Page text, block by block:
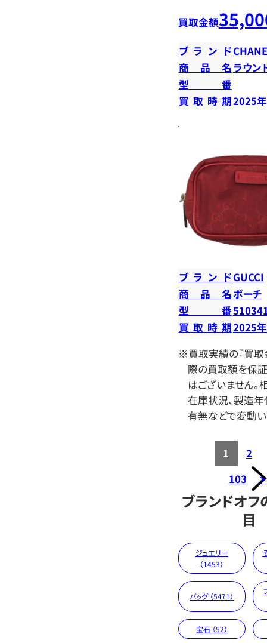
買取金額
ブランド
商品名 ラウン
型番
買取時期2025
ブランドGUCCI
商品名ポーチ
型番
買取時期2025
※買取実績の『買取
際の買取額を保
はございません。
在庫状況、製造年
有無などで変動い
1
2
103
>
ブランドオ
目
ジュエリー
（1453）
バッグ （5471）
宝石 （52）